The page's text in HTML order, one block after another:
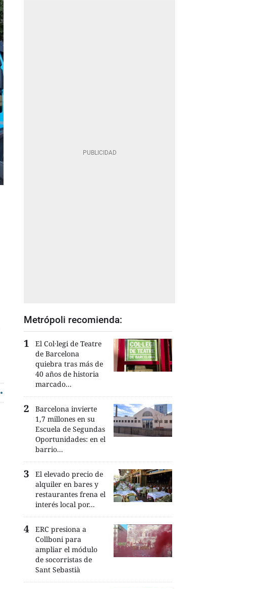
Metrópoli recomienda:
El Col·legi de Teatre
de Barcelona
quiebra tras más de
40 años de historia
marcado...
Barcelona invierte
1,7 millones en su
Escuela de Segundas
Oportunidades: en el
barrio...
El elevado precio de
alquiler en bares y
restaurantes frena el
interés local por...
ERC presiona a
Collboni para
ampliar el módulo
de socorristas de
Sant Sebastià